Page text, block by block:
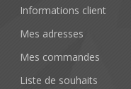
Informations client
Mes adresses
Mes commandes
Liste de souhaits